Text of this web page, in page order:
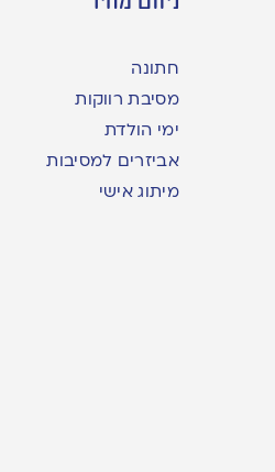
חתונה
מסיבת רווקות
ימי הולדת
אביזרים למסיבות
מיתוג אישי